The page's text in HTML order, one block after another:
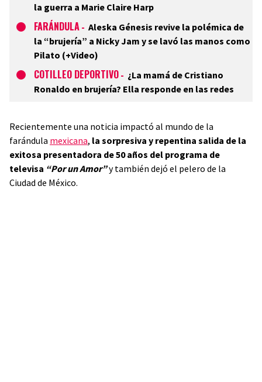
la guerra a Marie Claire Harp
FARÁNDULA - Aleska Génesis revive la polémica de
la “brujería” a Nicky Jam y se lavó las manos como
Pilato (+Video)
COTILLEO DEPORTIVO - ¿La mamá de Cristiano
Ronaldo en brujería? Ella responde en las redes
Recientemente una noticia impactó al mundo de la
farándula mexicana, la sorpresiva y repentina salida de la
exitosa presentadora de 50 años del programa de
televisa “Por un Amor”y también dejó el pelero de la
Ciudad de México.